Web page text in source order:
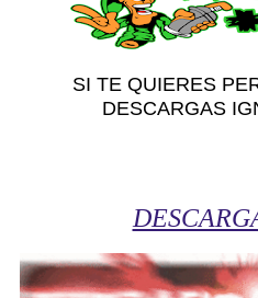
SI TE QUIERES
DESCARGAS